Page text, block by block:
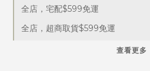
全店，宅配$599免運
全店，超商取貨$599免運
查看更多